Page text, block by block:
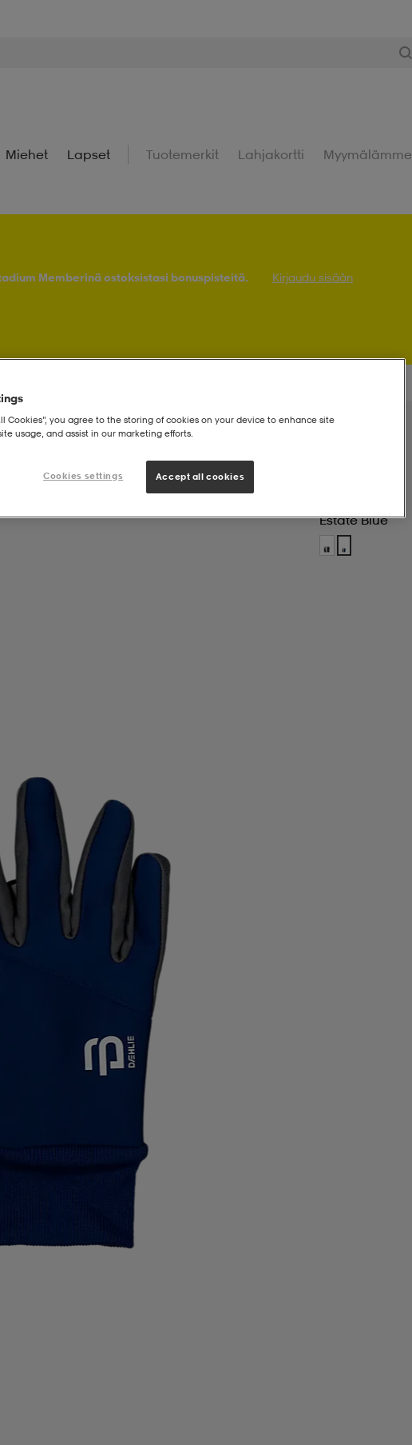
Miehet Lapset Tuotemerkit Lahjakortti Myymälämme
Memberinä ostoksistasi bonuspisteitä. Kirjaudu sisään
Estate Blue
Cookies”, you agree to the storing of cookies on your device to enhance site
usage, and assist in our marketing efforts.
Cookies settings Accept all cookies